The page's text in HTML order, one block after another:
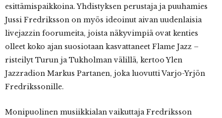
esittämispaikkoina. Yhdistyksen perustaja ja puuhamies
Jussi Fredriksson on myös ideoinut aivan uudenlaisia
livejazzin foorumeita, joista näkyvimpiä ovat kenties
olleet koko ajan suosiotaan kasvattaneet Flame Jazz –
risteilyt Turun ja Tukholman välillä, kertoo Ylen
Jazzradion Markus Partanen, joka luovutti Varjo-Yrjön
Fredrikssonille.
Monipuolinen musiikkialan vaikuttaja Fredriksson